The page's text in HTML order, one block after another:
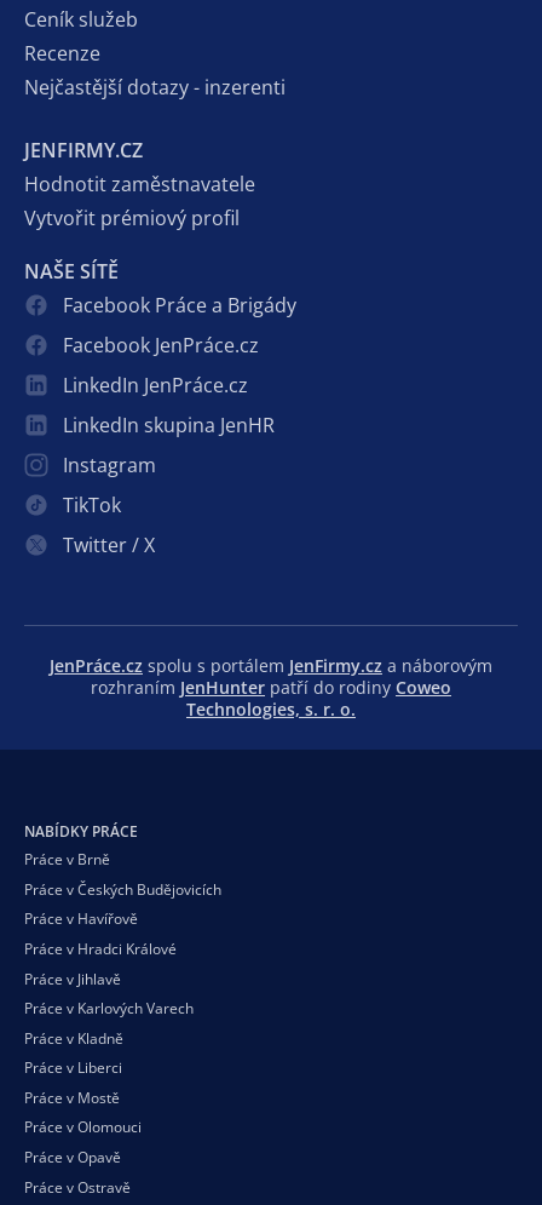
Ceník služeb
Recenze
Nejčastější dotazy - inzerenti
JENFIRMY.CZ
Hodnotit zaměstnavatele
Vytvořit prémiový profil
NAŠE SÍTĚ
Facebook Práce a Brigády
Facebook JenPráce.cz
LinkedIn JenPráce.cz
LinkedIn skupina JenHR
Instagram
TikTok
Twitter / X
JenPráce.cz spolu s portálem JenFirmy.cz a náborovým
rozhraním JenHunter patří do rodiny Coweo
Technologies, s. r. o.
NABÍDKY PRÁCE
Práce v Brně
Práce v Českých Budějovicích
Práce v Havířově
Práce v Hradci Králové
Práce v Jihlavě
Práce v Karlových Varech
Práce v Kladně
Práce v Liberci
Práce v Mostě
Práce v Olomouci
Práce v Opavě
Práce v Ostravě